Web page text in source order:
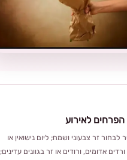
לאירוע
זר צבעוני ושמח; ליום נישואין או
אדומים, ורודים או זר בגוונים עדינים;